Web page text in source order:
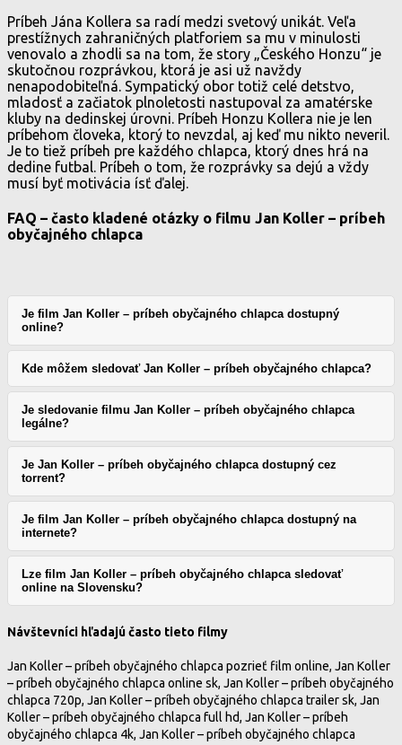
Príbeh Jána Kollera sa radí medzi svetový unikát. Veľa
prestížnych zahraničných platforiem sa mu v minulosti
venovalo a zhodli sa na tom, že story „Českého Honzu“ je
skutočnou rozprávkou, ktorá je asi už navždy
nenapodobiteľná. Sympatický obor totiž celé detstvo,
mladosť a začiatok plnoletosti nastupoval za amatérske
kluby na dedinskej úrovni. Príbeh Honzu Kollera nie je len
príbehom človeka, ktorý to nevzdal, aj keď mu nikto neveril.
Je to tiež príbeh pre každého chlapca, ktorý dnes hrá na
dedine futbal. Príbeh o tom, že rozprávky sa dejú a vždy
musí byť motivácia ísť ďalej.
FAQ – často kladené otázky o filmu Jan Koller – príbeh
obyčajného chlapca
Je film Jan Koller – príbeh obyčajného chlapca dostupný
online?
Kde môžem sledovať Jan Koller – príbeh obyčajného chlapca?
Je sledovanie filmu Jan Koller – príbeh obyčajného chlapca
legálne?
Je Jan Koller – príbeh obyčajného chlapca dostupný cez
torrent?
Je film Jan Koller – príbeh obyčajného chlapca dostupný na
internete?
Lze film Jan Koller – príbeh obyčajného chlapca sledovať
online na Slovensku?
Návštevníci hľadajú často tieto filmy
Jan Koller – príbeh obyčajného chlapca pozrieť film online, Jan Koller
– príbeh obyčajného chlapca online sk, Jan Koller – príbeh obyčajného
chlapca 720p, Jan Koller – príbeh obyčajného chlapca trailer sk, Jan
Koller – príbeh obyčajného chlapca full hd, Jan Koller – príbeh
obyčajného chlapca 4k, Jan Koller – príbeh obyčajného chlapca